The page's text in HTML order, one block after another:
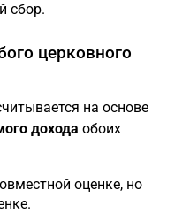
сбор.
церковного
на основе
дохода обоих
оценке, но